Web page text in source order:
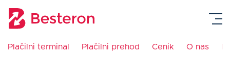
Plačilni terminal Plačilni prehod Cenik O nas